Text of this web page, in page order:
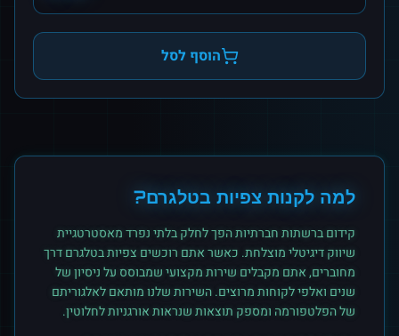
הוסף לסל
למה לקנות צפיות בטלגרם?
קידום ברשתות חברתיות הפך לחלק בלתי נפרד מאסטרטגיית
שיווק דיגיטלי מוצלחת. כאשר אתם רוכשים צפיותבטלגרםדרך
מחוברים, אתם מקבלים שירות מקצועי שמבוסס על ניסיון של
שנים ואלפי לקוחות מרוצים. השירות שלנו מותאם לאלגוריתם
של הפלטפורמה ומספק תוצאות שנראות אורגניות לחלוטין.